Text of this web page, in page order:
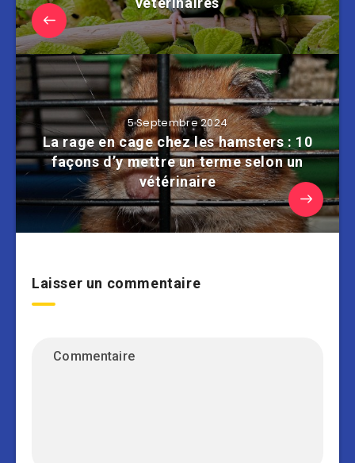
5 Septembre 2024
La rage en cage chez les hamsters : 10
façons d’y mettre un terme selon un
vétérinaire
Laisser un commentaire